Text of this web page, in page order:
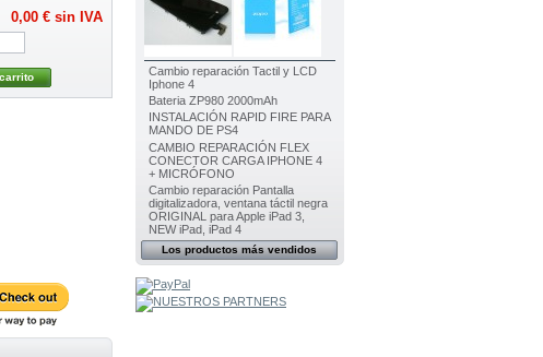
0,00 €sin IVA
Cambio reparación Tactil y LCD
Iphone 4
Bateria ZP980 2000mAh
INSTALACIÓN RAPID FIRE PARA
MANDO DE PS4
CAMBIO REPARACIÓN FLEX
CONECTOR CARGA IPHONE 4
+ MICRÓFONO
Cambio reparación Pantalla
digitalizadora, ventana táctil negra
ORIGINAL para Apple iPad 3,
NEW iPad, iPad 4
Los productos más vendidos